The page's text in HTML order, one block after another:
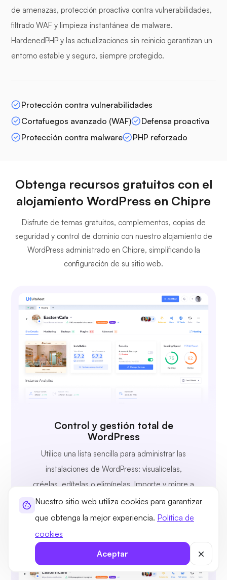
Nuestro sitio web utiliza cookies para garantizar
que obtenga la mejor experiencia. Política de
cookies
Aceptar
de amenazas, protección proactiva contra vulnerabilidades,
filtrado WAF y limpieza instantánea de malware.
HardenedPHP y las actualizaciones sin reinicio garantizan un
entorno estable y seguro, siempre protegido.
Protección contra vulnerabilidades
Cortafuegos avanzado (WAF)
Defensa proactiva
Protección contra malware
PHP reforzado
Obtenga recursos gratuitos con el
alojamiento WordPress en Chipre
Disfrute de temas gratuitos, complementos, copias de
seguridad y control de dominio con nuestro alojamiento de
WordPress administrado en Chipre, simplificando la
configuración de su sitio web.
Control y gestión total de
WordPress
Utilice una lista sencilla para administrar las
instalaciones de WordPress: visualícelas,
créelas, edítelas o elimínelas. Importe y migre a
UltaHost con un solo clic.